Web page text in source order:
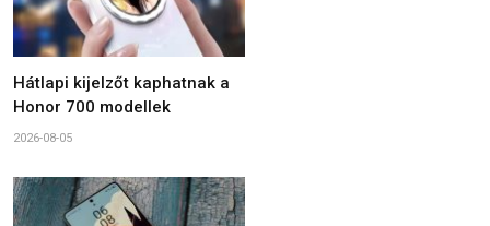
Hátlapi kijelzőt kaphatnak a
Honor 700 modellek
2026-08-05